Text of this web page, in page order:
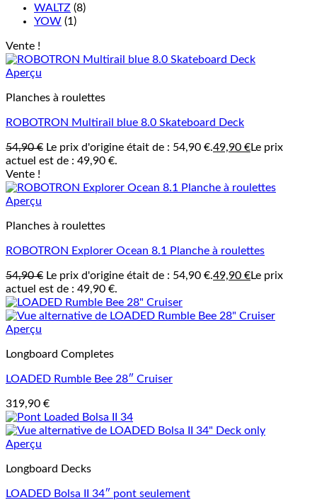
WALTZ (8)
YOW (1)
Vente !
Aperçu
Planches à roulettes
ROBOTRON Multirail blue 8.0 Skateboard Deck
54,90€ Le prix d'origine était de : 54,90 €.49,90 €Le prix
actuel est de : 49,90 €.
Vente !
Aperçu
Planches à roulettes
ROBOTRON Explorer Ocean 8.1 Planche à roulettes
54,90€ Le prix d'origine était de : 54,90 €.49,90 €Le prix
actuel est de : 49,90 €.
Aperçu
Longboard Completes
LOADED Rumble Bee 28″ Cruiser
319,90 €
Aperçu
Longboard Decks
LOADED Bolsa II 34″ pont seulement